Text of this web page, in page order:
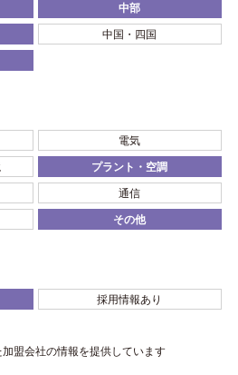
中部
中国・四国
電気
プラント・空調
通信
その他
採用情報あり
盟会社の情報を提供しています